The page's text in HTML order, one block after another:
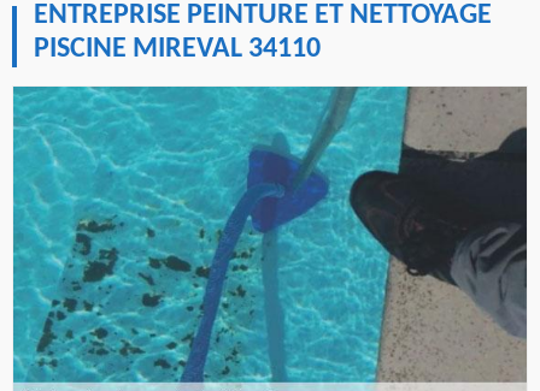
ENTREPRISE PEINTURE ET NETTOYAGE
PISCINE MIREVAL 34110